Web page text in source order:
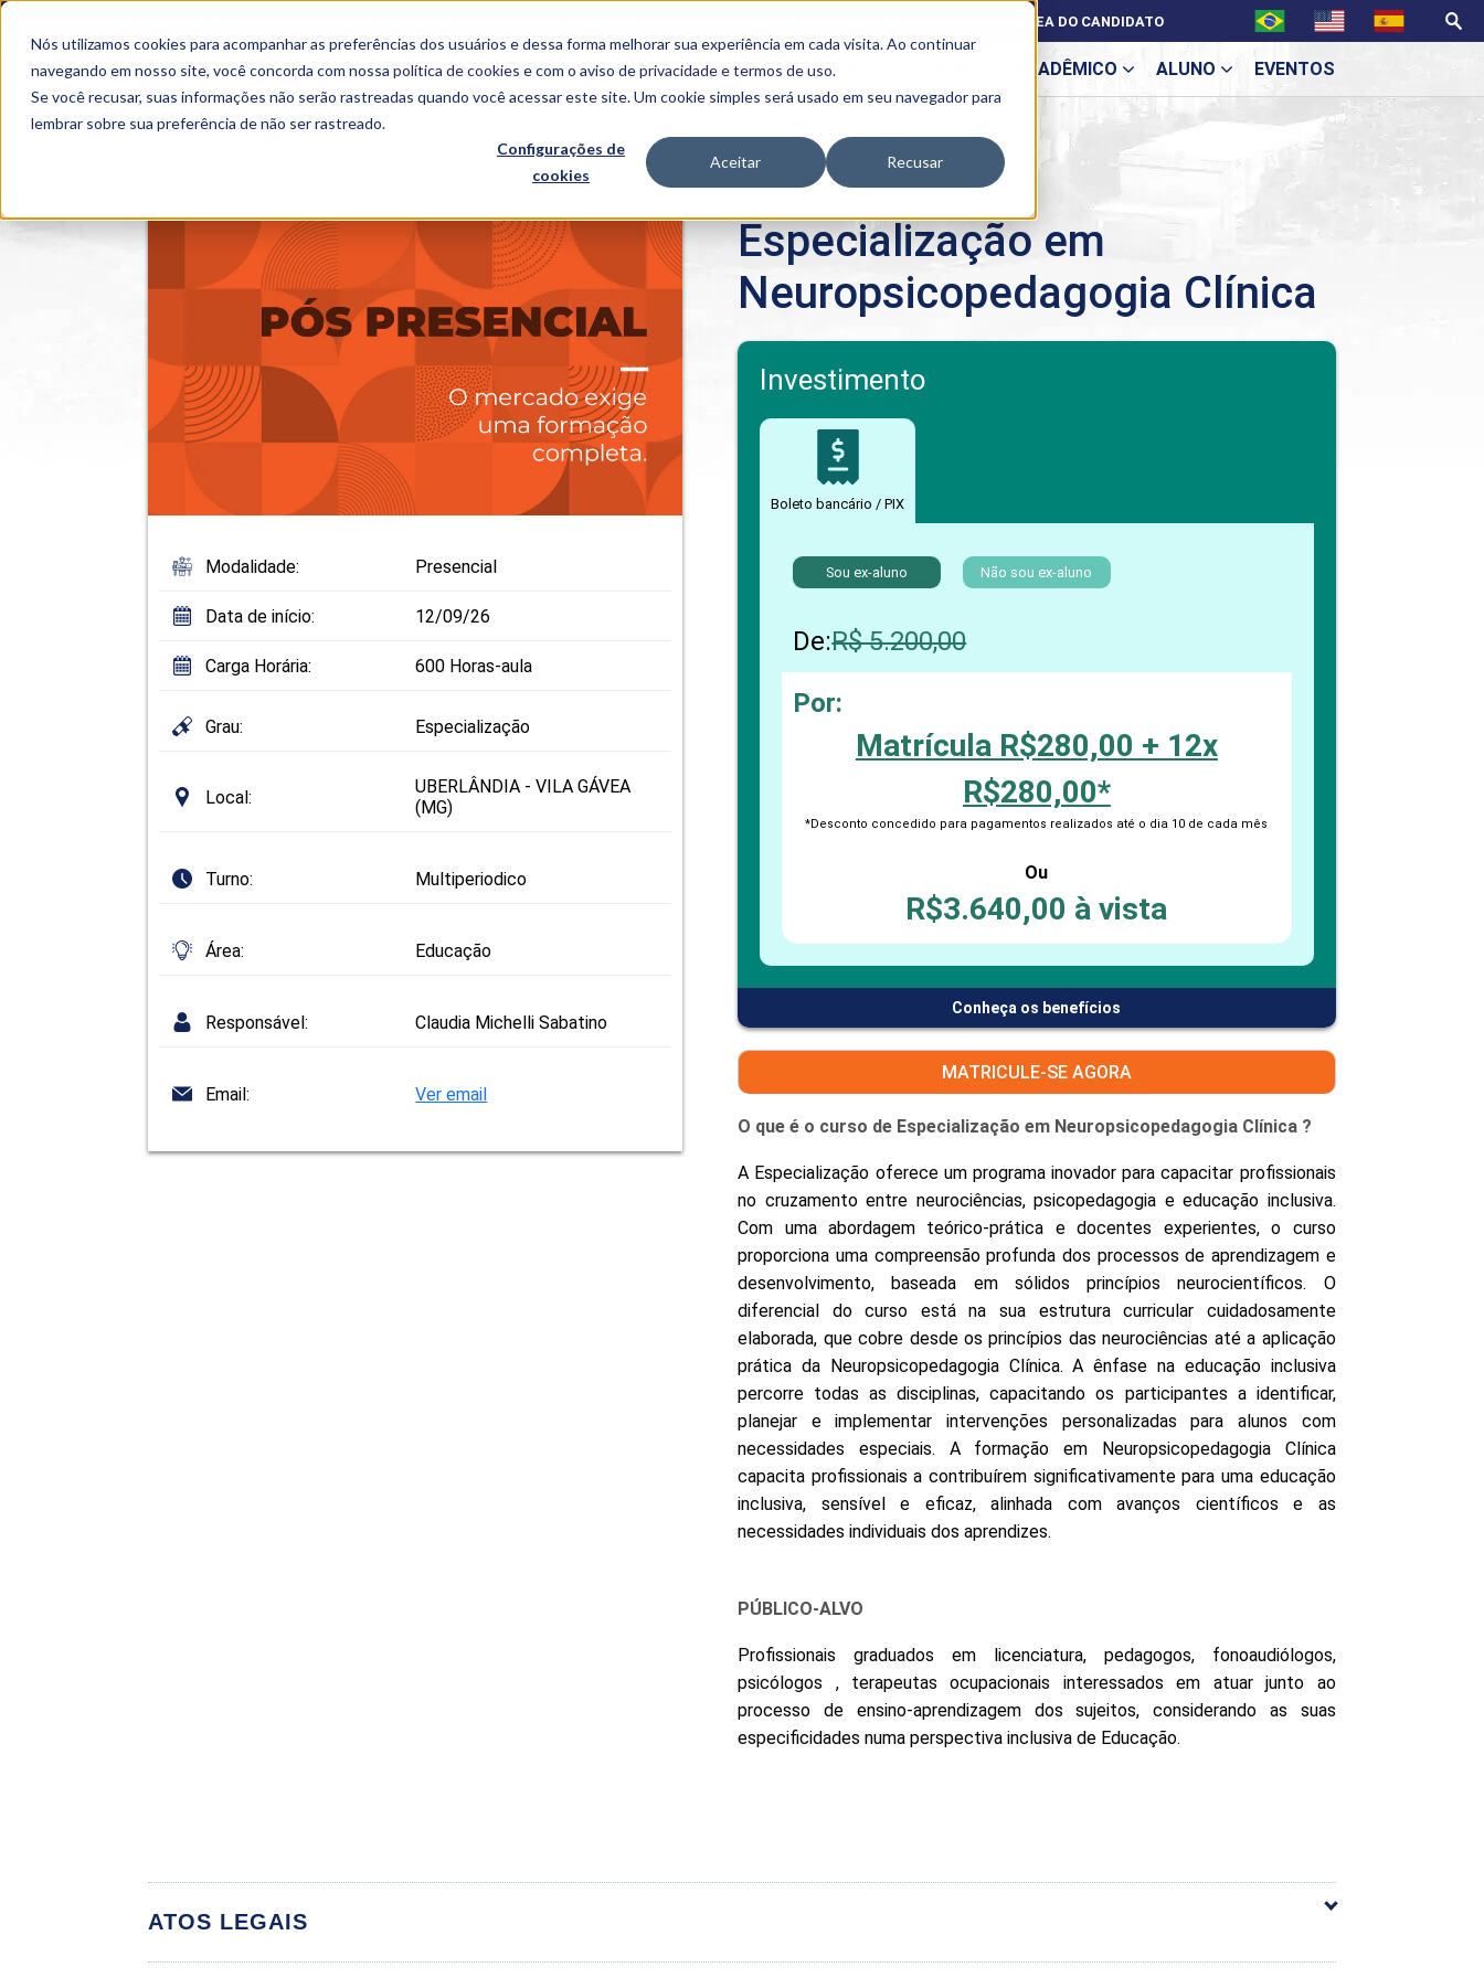
Nós utilizamos cookies para acompanhar as preferências dos usuários e dessa forma melhorar sua experiência em cada visita. Ao continuar
navegando em nosso site, você concorda com nossa política de cookies e com o aviso deprivacidade e termos de uso.
Se você recusar, suas informações não serão rastreadas quando você acessar este site. Um cookie simples será usado em seu navegador para
lembrar sobre sua preferência de não ser rastreado.
Configurações de
cookies
Aceitar Recusar
SEMIPRESENCIAL PRESENCIAL EAD BENEFÍCIOS ACADÊMICO
Acadêmicos
PROEST
PIME
Extensão
MPHU
ALUNO EVENTOS
ÁREA DO CANDIDATO
Especialização em Neuropsicopedagogia Clínica
Modalidade: Presencial
Data de início: 12/09/26
Carga Horária: 600 Horas-aula
Grau: Especialização
Local:
UBERLÂNDIA - VILA GÁVEA
(MG)
Turno: Multiperiodico
Área: Educação
Responsável: Claudia Michelli Sabatino
Email: Ver email
Especialização em
Neuropsicopedagogia Clínica
Investimento
Boleto bancário / PIX
Sou ex-aluno Não sou ex-aluno
De:R$ 5.200,00
Por:
Matrícula R$280,00 + 12x
R$280,00*
*Desconto concedido para pagamentos realizados até o dia 10 de cada mês
Ou
R$3.640,00 à vista
Conheça os benefícios
MATRICULE-SE AGORA
O que é o curso de Especialização em Neuropsicopedagogia Clínica ?
A Especialização oferece um programa inovador para capacitar profissionais
no cruzamento entre neurociências, psicopedagogia e educação inclusiva.
Com uma abordagem teórico-prática e docentes experientes, o curso
proporciona uma compreensão profunda dos processos de aprendizagem e
desenvolvimento, baseada em sólidos princípios neurocientíficos. O
diferencial do curso está na sua estrutura curricular cuidadosamente
elaborada, que cobre desde os princípios das neurociências até a aplicação
prática da Neuropsicopedagogia Clínica. A ênfase na educação inclusiva
percorre todas as disciplinas, capacitando os participantes a identificar,
planejar e implementar intervenções personalizadas para alunos com
necessidades especiais. A formação em Neuropsicopedagogia Clínica
capacita profissionais a contribuírem significativamente para uma educação
inclusiva, sensível e eficaz, alinhada com avanços científicos e as
necessidades individuais dos aprendizes.
PÚBLICO-ALVO
Profissionais graduados em licenciatura, pedagogos, fonoaudiólogos,
psicólogos , terapeutas ocupacionais interessados em atuar junto ao
processo de ensino-aprendizagem dos sujeitos, considerando as suas
especificidades numa perspectiva inclusiva de Educação.
ATOS LEGAIS